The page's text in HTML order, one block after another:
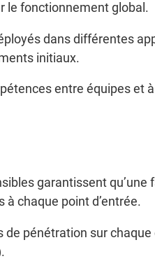
le fonctionnement global.
dans différentes
initiaux.
entre équipes et
garantissent qu’une
chaque point d’entrée.
de pénétration sur